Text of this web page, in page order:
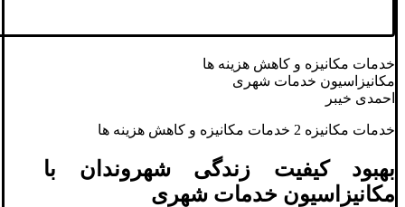
خدمات مکانیزه و کاهش هزینه ها
مکانیزاسیون خدمات شهری
احمدی خیبر
خدمات مکانیزه 2 خدمات مکانیزه و کاهش هزینه ها
بهبود کیفیت زندگی شهروندان با
مکانیزاسیون خدمات شهری